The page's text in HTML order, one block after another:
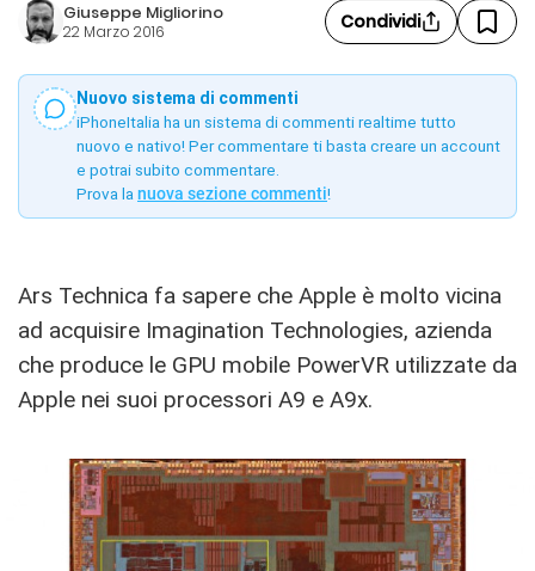
Giuseppe Migliorino
22 Marzo 2016 Condividi
Nuovo sistema di commenti
iPhoneItalia ha un sistema di commenti realtime tutto
nuovo e nativo! Per commentare ti basta creare un account
e potrai subito commentare.
Prova la nuova sezione commenti!
Ars Technica fa sapere che Apple è molto vicina
ad acquisire Imagination Technologies, azienda
che produce le GPU mobile PowerVR utilizzate da
Apple nei suoi processori A9 e A9x.